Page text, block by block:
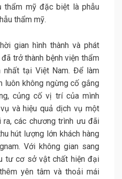
thẩm mỹ đặc biệt là phẫu
thẩm mỹ.
gian hình thành và phát
trở thành bệnh viện thẩm
nhất tại Việt Nam. Để làm
luôn không ngừng cố gắng
củng cố vị trí của mình
và hiệu quả dịch vụ một
các chương trình ưu đãi
hút lượng lớn khách hàng
Với không gian sang
tư cơ sở vật chất hiện đại
yên tâm và thoải mái